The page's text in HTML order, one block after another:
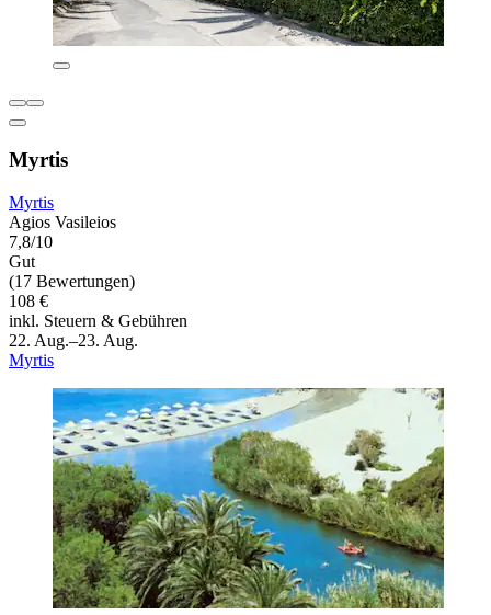
Myrtis
Myrtis
Agios Vasileios
7,8/10
Gut
(17 Bewertungen)
108 €
inkl. Steuern & Gebühren
22. Aug.–23. Aug.
Myrtis